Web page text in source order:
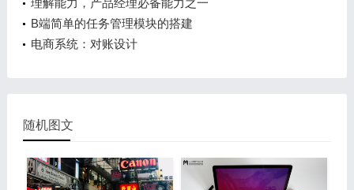
理解能力，产品经理必备能力之一
B端简单的任务管理模块的搭建
电商系统：对账设计
随机图文